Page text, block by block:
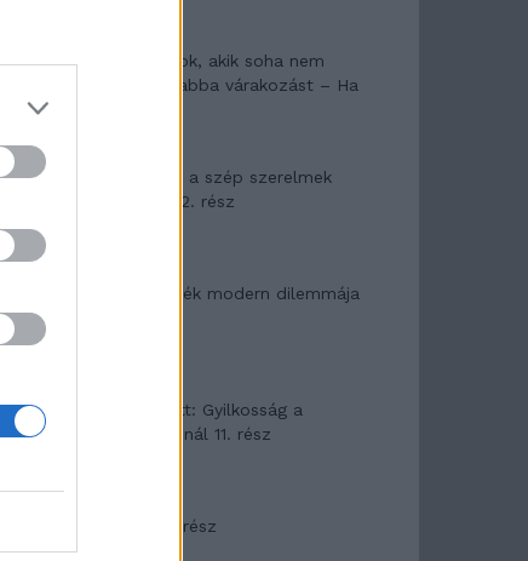
A családok, akik soha nem
hagyták abba várakozást – Ha
Panna és a szép szerelmek
mítosza 2. rész
Az ereklyék modern dilemmája
T. Barnett: Gyilkosság a
Garda-tónál 11. rész
Minka 8. rész